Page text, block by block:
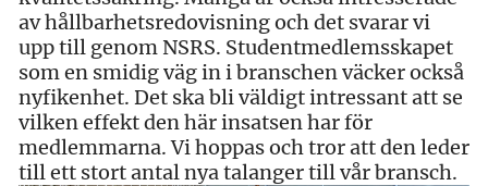
av hållbarhetsredovisning och det svarar vi
upp till genom NSRS. Studentmedlemsskapet
som en smidig väg in i branschen väcker också
nyfikenhet. Det ska bli väldigt intressant att se
vilken effekt den här insatsen har för
medlemmarna. Vi hoppas och tror att den leder
till ett stort antal nya talanger till vår bransch.